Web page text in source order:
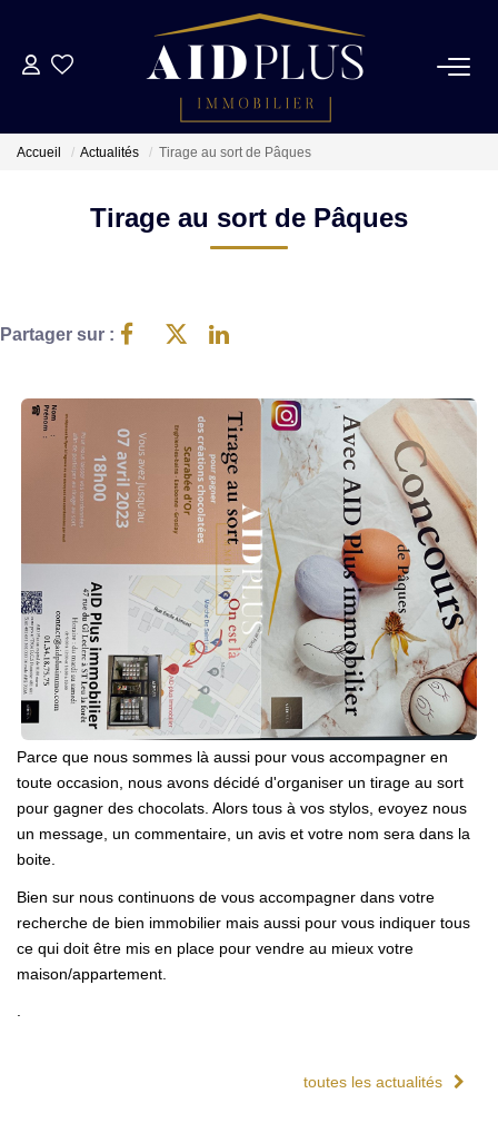
NOS BIENS
Biens Vendus
ESTIMATION
NOTRE AGENCE
NOUS CONTACTER
Accueil Actualités Tirage au sort de Pâques
Tirage au sort de Pâques
Partager sur :
Parce que nous sommes là aussi pour vous accompagner en
toute occasion, nous avons décidé d'organiser un tirage au sort
pour gagner des chocolats. Alors tous à vos stylos, evoyez nous
un message, un commentaire, un avis et votre nom sera dans la
boite.
Bien sur nous continuons de vous accompagner dans votre
recherche de bien immobilier mais aussi pour vous indiquer tous
ce qui doit être mis en place pour vendre au mieux votre
maison/appartement.
toutes les actualités